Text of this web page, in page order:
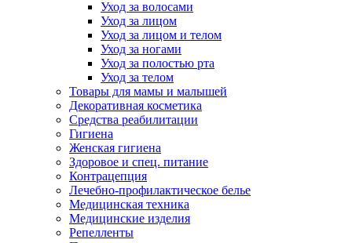
Уход за волосами
Уход за лицом
Уход за лицом и телом
Уход за ногами
Уход за полостью рта
Уход за телом
Товары для мамы и малышей
Декоративная косметика
Средства реабилитации
Гигиена
Женская гигиена
Здоровое и спец. питание
Контрацепция
Лечебно-профилактическое белье
Медицинская техника
Медицинские изделия
Репелленты